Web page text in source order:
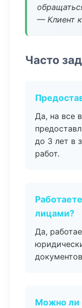
— Клиент
Часто
Да, на все
до 3 лет в
работ.
лицами?
Да,
Можно ли